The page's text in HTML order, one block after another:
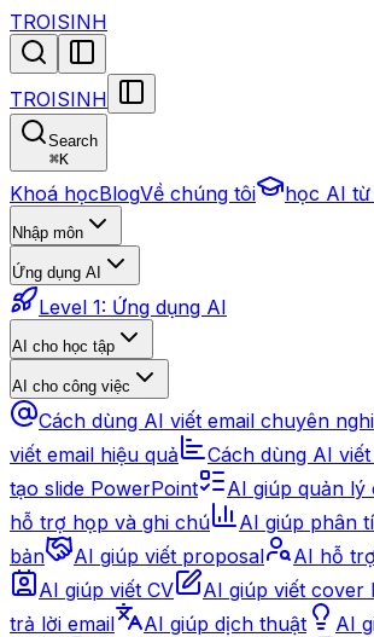
TROISINH
TROISINH
Search
⌘K
Khoá họcBlogVề chúng tôi học AI
Nhập môn
Ứng dụng AI
Level 1: Ứng dụng AI
AI cho học tập
AI cho công việc
Cách dùng AI viết email chuyên
viết email hiệu quả
Cách dùng AI
tạo slide PowerPoint
AI giúp quản lý
hỗ trợ họp và ghi chú
AI giúp phân
bản
AI giúp viết proposal
AI hỗ
AI giúp viết CV
AI giúp viết cover
trả lời email
AI giúp dịch thuật
AI